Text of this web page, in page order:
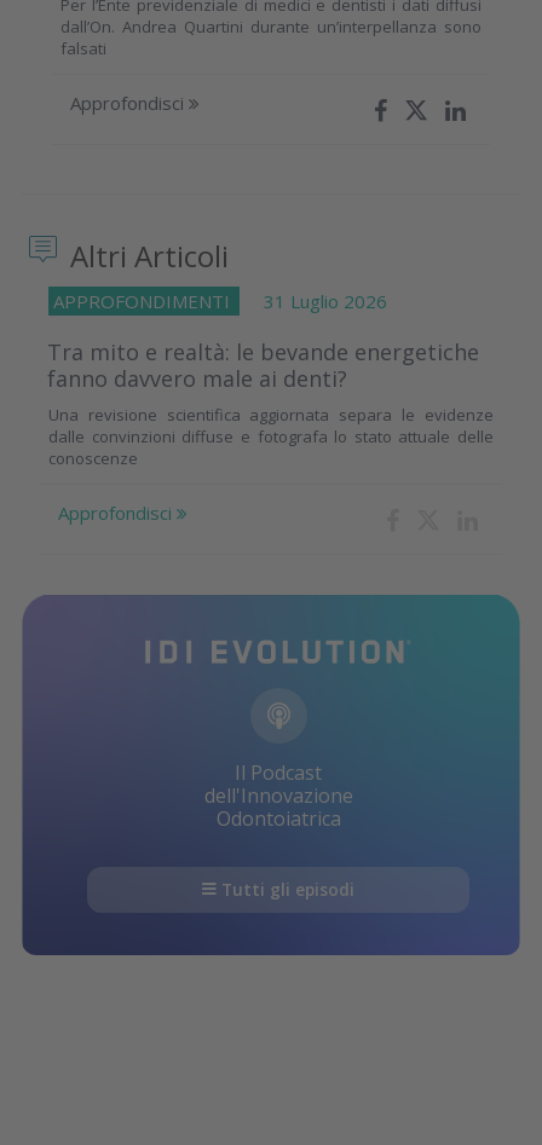
Per l’Ente previdenziale di medici e dentisti i dati diffusi
dall’On. Andrea Quartini durante un’interpellanza sono
falsati
Approfondisci
Altri Articoli
APPROFONDIMENTI 31 Luglio 2026
Tra mito e realtà: le bevande energetiche
fanno davvero male ai denti?
Una revisione scientifica aggiornata separa le evidenze
dalle convinzioni diffuse e fotografa lo stato attuale delle
conoscenze
Approfondisci
Il Podcast
dell'Innovazione
Odontoiatrica
Tutti gli episodi